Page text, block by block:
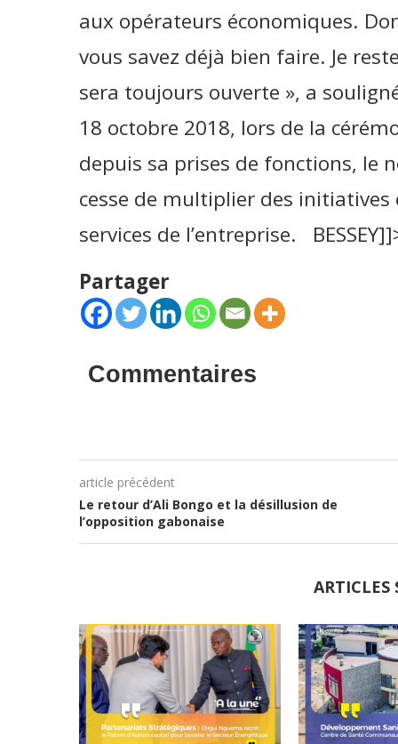
aux opérateurs économiques.
vous savez déjà bien faire. Je
sera toujours ouverte », a
18 octobre 2018, lors de la
depuis sa prises de fonctions, le
cesse de multiplier des initiatives
services de l’entreprise.
Partager
Commentaires
article précédent
Le retour d’Ali Bongo et la désillusion de
l’opposition gabonaise
ARTICLES